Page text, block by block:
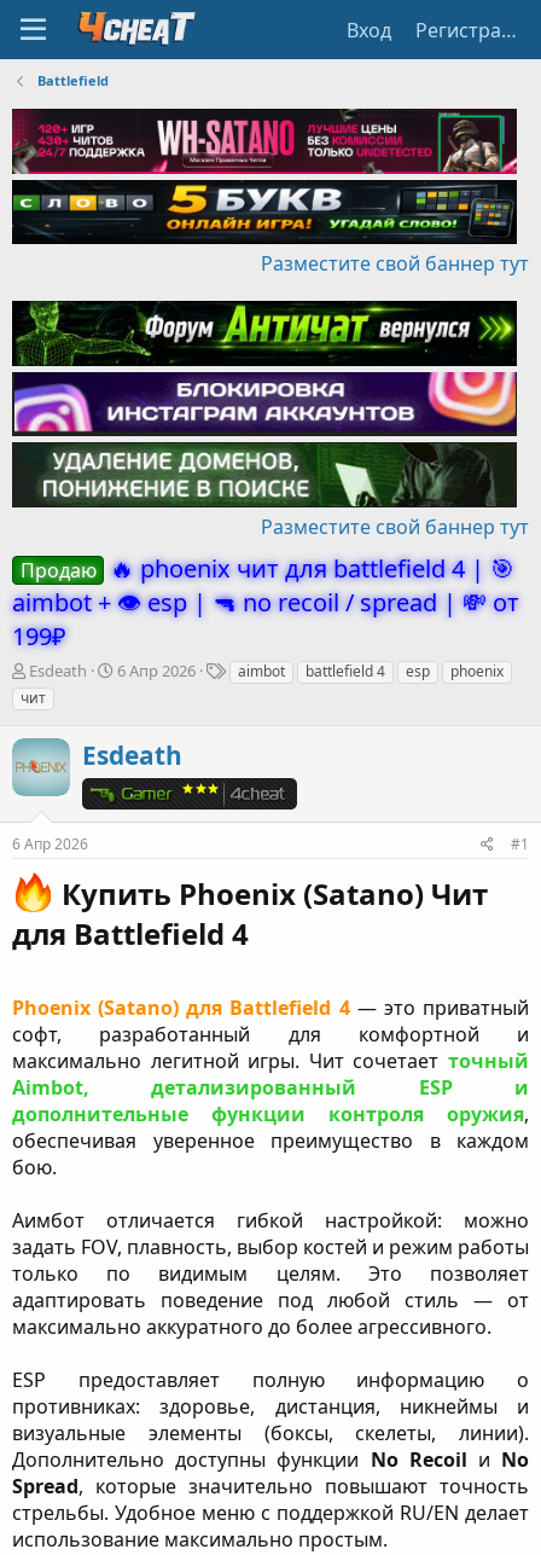
Вход Регистрация
Battlefield
Разместите свой баннер тут
Разместите свой баннер тут
Продаю 🔥 phoenix чит для battlefield 4 | 🎯
aimbot + 👁️ esp | 🔫 no recoil / spread | 💸 от
199₽
А
в
т
о
р
т
е
м
ы
Esdeath
Д
н
а
ч
а
6 Апр 2026
Тaimbot battlefield 4 esp
phoenix
чит
Esdeath
6 Апр 2026 #1
Купить Phoenix (Satano) Чит
для Battlefield 4​
Phoenix (Satano) для Battlefield 4— это приватный
софт, разработанный для комфортной и
максимально легитной игры. Чит сочетает точный
Aimbot, детализированный ESP и
дополнительные функции контроля оружия,
обеспечивая уверенное преимущество в каждом
бою.
Аимбот отличается гибкой настройкой: можно
задать FOV, плавность, выбор костей и режим работы
только по видимым целям. Это позволяет
адаптировать поведение под любой стиль — от
максимально аккуратного до более агрессивного.
ESP предоставляет полную информацию о
противниках: здоровье, дистанция, никнеймы и
визуальные элементы (боксы, скелеты, линии).
Дополнительно доступны функции No Recoil и No
Spread, которые значительно повышают точность
стрельбы. Удобное меню с поддержкой RU/EN делает
использование максимально простым.